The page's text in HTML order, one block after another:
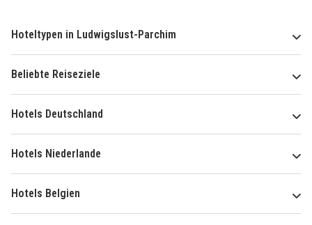
Hoteltypen in Ludwigslust-Parchim
Beliebte Reiseziele
Hotels Deutschland
Hotels Niederlande
Hotels Belgien